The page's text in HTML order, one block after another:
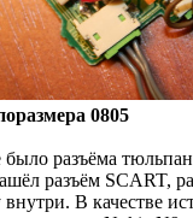
0805
разъёма
разъём SCART,
В качестве